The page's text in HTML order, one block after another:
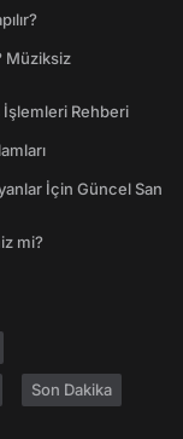
Müziksiz
İşlemleri Rehberi
İçin Güncel San
mi?
Son Dakika